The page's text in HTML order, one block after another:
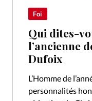
Foi
Qui dites-
l’ancienne
Dufoix
L’Homme de
personnalités